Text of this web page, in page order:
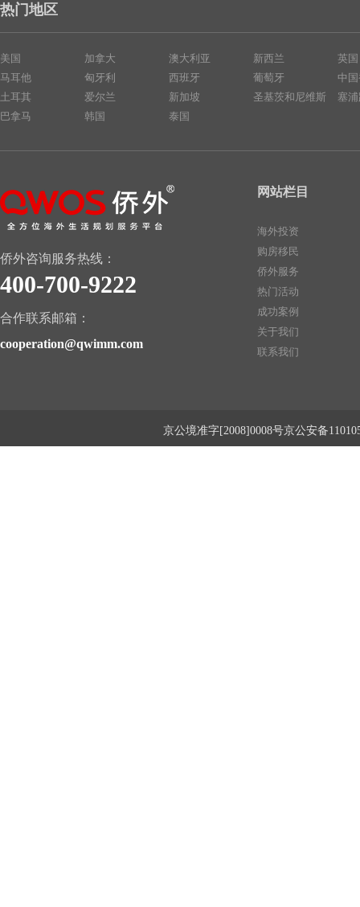
热门地区
美国
马耳他
土耳其
巴拿马
加拿大
匈牙利
爱尔兰
韩国
澳大利亚
西班牙
新加坡
泰国
新西兰
葡萄牙
圣基茨和尼维斯
英国
中
塞
侨外咨询服务热线：
400-700-9222
合作联系邮箱：
cooperation@qwimm.com
网站栏目
海外投资
购房移民
侨外服务
热门活动
成功案例
关于我们
联系我们
京公境准字[2008]0008号京公安备